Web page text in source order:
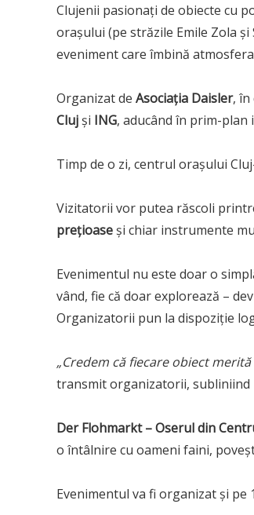
Clujenii pasionați de obiecte cu
orașului (pe străzile Emile Zola
eveniment care îmbină
Organizat de Asociația Daisler,
Clujși ING, aducând în prim-
Timp de o zi, centrul orașului
Vizitatorii vor putea răscoli
prețioaseși chiar instrumente
Evenimentul nu este doar o
vând, fie că doar explorează –
Organizatorii pun la dispoziție
„Credem că fiecare obiect
transmit organizatorii, subliniind
Der Flohmarkt – Oserul din
o întâlnire cu oameni faini,
Evenimentul va fi organizat şi pe